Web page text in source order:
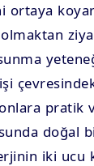
ortaya
pratik
doğal
iki ucu